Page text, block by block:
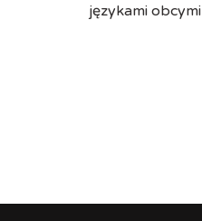
językami obcymi